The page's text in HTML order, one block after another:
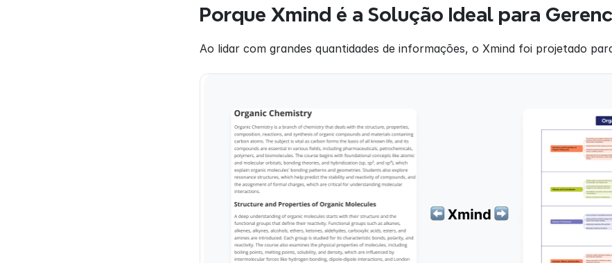
Porque Xmind é a Solução Ideal para
Ao lidar com grandes quantidades de informações, o Xmind foi projetado